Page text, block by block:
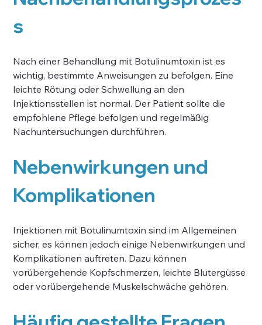
s
Nach einer Behandlung mit Botulinumtoxin ist es
wichtig, bestimmte Anweisungen zu befolgen. Eine
leichte Rötung oder Schwellung an den
Injektionsstellen ist normal. Der Patient sollte die
empfohlene Pflege befolgen und regelmäßig
Nachuntersuchungen durchführen.
Nebenwirkungen und
Komplikationen
Injektionen mit Botulinumtoxin sind im Allgemeinen
sicher, es können jedoch einige Nebenwirkungen und
Komplikationen auftreten. Dazu können
vorübergehende Kopfschmerzen, leichte Blutergüsse
oder vorübergehende Muskelschwäche gehören.